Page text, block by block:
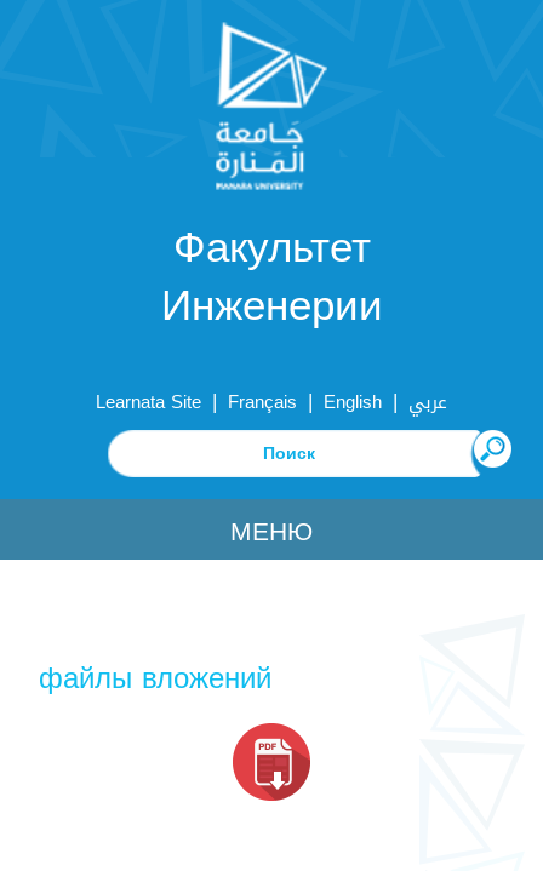
Факультет
Инженерии
Learnata Site | Français | English | عربي
МЕНЮ
файлы вложений